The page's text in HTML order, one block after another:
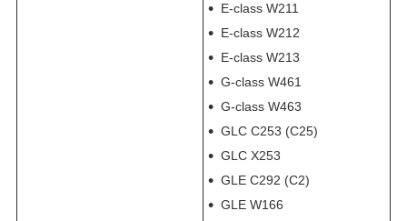
E-class W211
E-class W212
E-class W213
G-class W461
G-class W463
GLC C253 (С25)
GLC X253
GLE C292 (С2)
GLE W166